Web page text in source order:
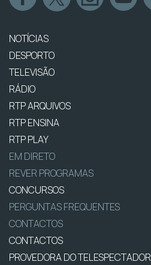
NOTÍCIAS
DESPORTO
TELEVISÃO
RÁDIO
RTP ARQUIVOS
RTP ENSINA
RTP PLAY
EM DIRETO
REVER PROGRAMAS
CONCURSOS
PERGUNTAS FREQUENTES
CONTACTOS
CONTACTOS
PROVEDORA DO TELESPECTADOR